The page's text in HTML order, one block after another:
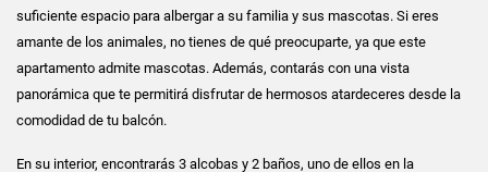
suficiente espacio para albergar a su familia y sus mascotas. Si eres
amante de los animales, no tienes de qué preocuparte, ya que este
apartamento admite mascotas. Además, contarás con una vista
panorámica que te permitirá disfrutar de hermosos atardeceres desde la
comodidad de tu balcón.
En su interior, encontrarás 3 alcobas y 2 baños, uno de ellos en la